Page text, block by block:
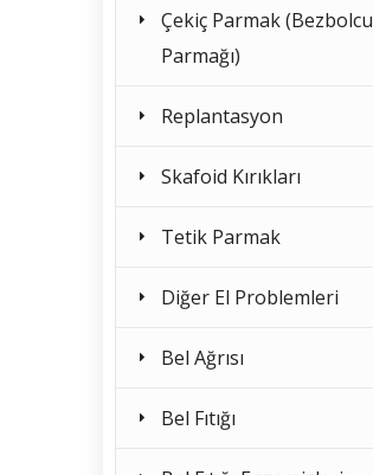
Çekiç Parmak (Bezbolcu
Parmağı)
Replantasyon
Skafoid Kırıkları
Tetik Parmak
Diğer El Problemleri
Bel Ağrısı
Bel Fıtığı